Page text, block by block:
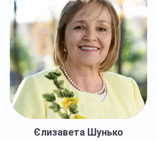
Єлизавета Шунько